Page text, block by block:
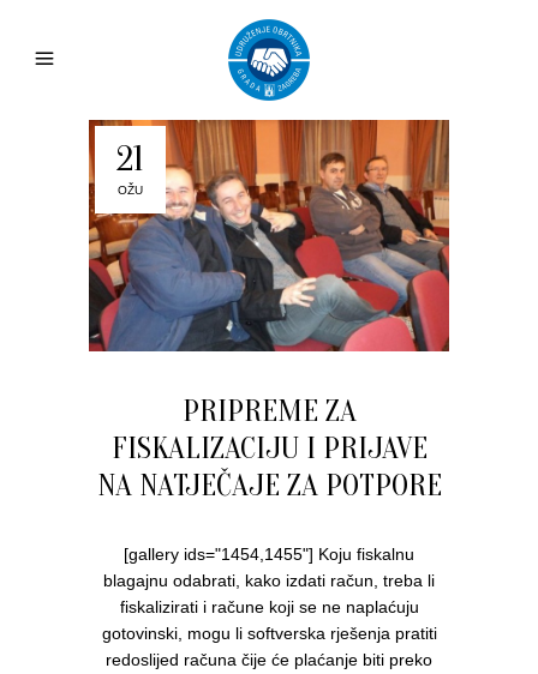
21
OŽU
PRIPREME ZA
FISKALIZACIJU I PRIJAVE
NA NATJEČAJE ZA POTPORE
[gallery ids="1454,1455"] Koju fiskalnu
blagajnu odabrati, kako izdati račun, treba li
fiskalizirati i račune koji se ne naplaćuju
gotovinski, mogu li softverska rješenja pratiti
redoslijed računa čije će plaćanje biti preko